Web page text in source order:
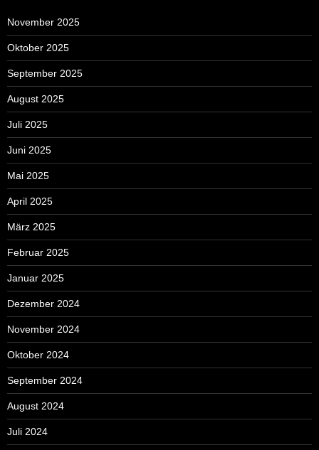
November 2025
Oktober 2025
September 2025
August 2025
Juli 2025
Juni 2025
Mai 2025
April 2025
März 2025
Februar 2025
Januar 2025
Dezember 2024
November 2024
Oktober 2024
September 2024
August 2024
Juli 2024